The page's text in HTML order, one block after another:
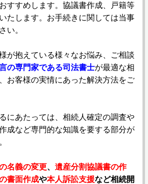
すすめします。協議書作成、戸籍等
たします。お手続きに関しては当事
い。
が抱えている様々なお悩み、ご相談
の専門家である司法書士が最適な相
お客様の実情にあった解決方法をご
にあたっては、相続人確定の調査や
成など専門的な知識を要する部分が
名義の変更、 遺産分割協議書の作
書面作成や本人訴訟支援など相続開